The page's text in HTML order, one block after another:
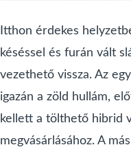
Itthon érdekes
késéssel és furán vált
vezethető vissza. Az
igazán a zöld hullám,
kellett a tölthető hibrid
megvásárlásához. A